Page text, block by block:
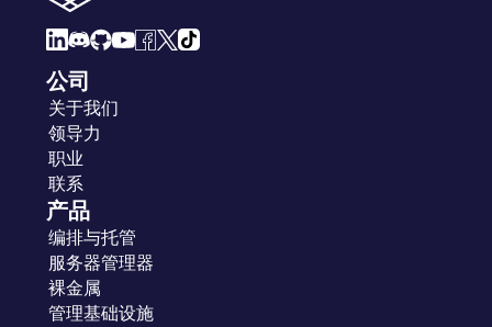
公司
关于我们
领导力
职业
联系
产品
编排与托管
服务器管理器
裸金属
管理基础设施